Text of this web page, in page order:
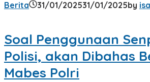
Berita
31/01/202531/01/2025by isa
Soal Penggunaan
Polisi, akan Dibahas
Mabes Polri